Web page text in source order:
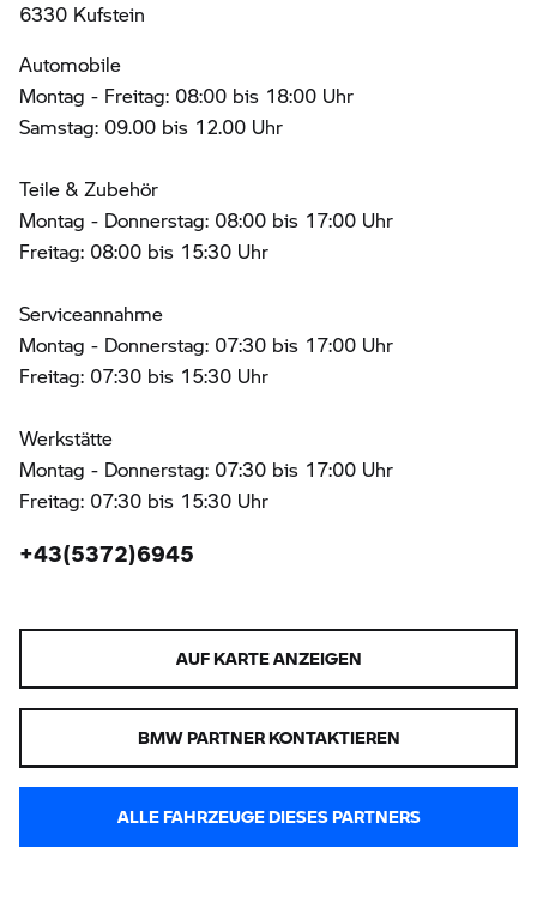
6330 Kufstein
Automobile
Montag - Freitag: 08:00 bis 18:00 Uhr
Samstag: 09.00 bis 12.00 Uhr
Teile & Zubehör
Montag - Donnerstag: 08:00 bis 17:00 Uhr
Freitag: 08:00 bis 15:30 Uhr
Serviceannahme
Montag - Donnerstag: 07:30 bis 17:00 Uhr
Freitag: 07:30 bis 15:30 Uhr
Werkstätte
Montag - Donnerstag: 07:30 bis 17:00 Uhr
Freitag: 07:30 bis 15:30 Uhr
+43(5372)6945
AUF KARTE ANZEIGEN
BMW PARTNER KONTAKTIEREN
ALLE FAHRZEUGE DIESES PARTNERS